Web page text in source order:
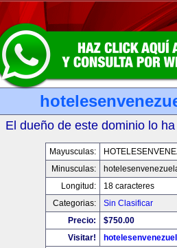
El dueño de este dominio lo
Mayusculas:
Minusculas:
Longitud:
18 caracteres
Categorias:
Sin Clasificar
Precio:
$750.00
Visitar!